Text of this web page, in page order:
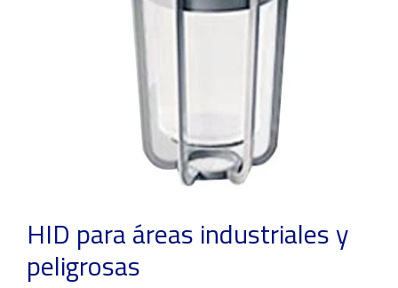
HID para áreas industriales y
peligrosas